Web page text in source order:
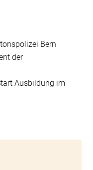
Bern
der
Ausbildung im